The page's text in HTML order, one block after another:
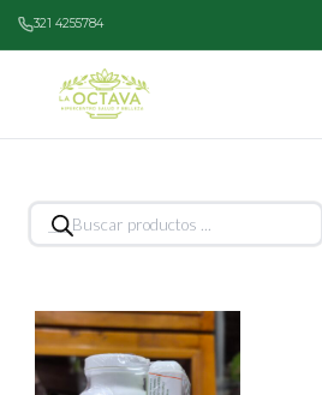
321 4255784
Búsqueda
de